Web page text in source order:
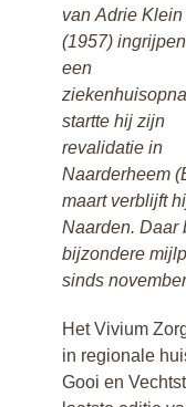
van Adrie Klein
(1957)
een
startte hij zijn
revalidatie in
Naarderheem
maart verblijft
Naarden. Daar
bijzondere
sinds
Het Vivium
in regionale
Gooi en